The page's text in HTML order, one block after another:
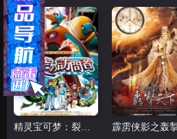
精灵宝可梦：裂空的访问者代欧奇希斯国语